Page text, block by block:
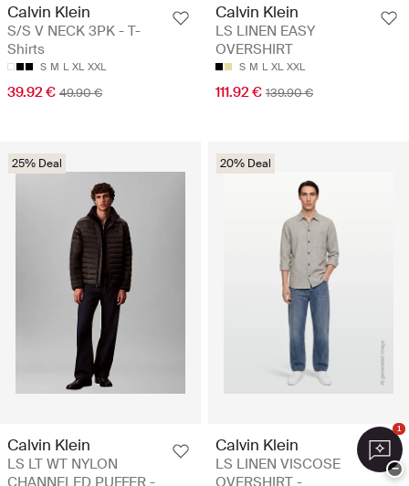
Calvin Klein
S/S V NECK 3PK - T-
Shirts
S M L XL XXL
39.92 € 49.90 €
Calvin Klein
LS LINEN EASY
OVERSHIRT
S M L XL XXL
111.92 € 139.90 €
25% Deal
Calvin Klein
LS LT WT NYLON
CHANNELED PUFFER -
20% Deal
Calvin Klein
LS LINEN VISCOSE
OVERSHIRT -
1
−